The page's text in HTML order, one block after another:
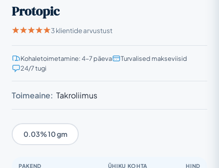
Protopic
3 klientide arvustust
Kohaletoimetamine: 4–7 päeva
Turvalised makseviisid
24/7 tugi
Toimeaine: Takroliimus
0.03% 10 gm
PAKEND ÜHIKU KOHTA HIND